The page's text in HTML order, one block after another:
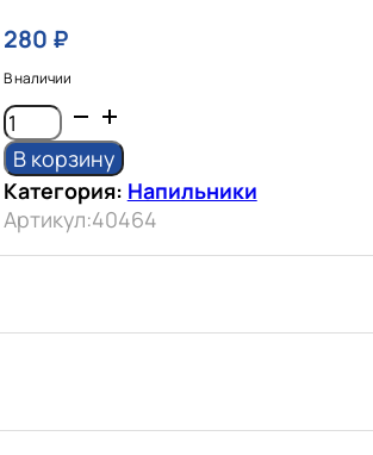
280 ₽
В наличии
Количество
товара
Напильник
по
металлу
с
В корзину
Категория: Напильники
Артикул:40464